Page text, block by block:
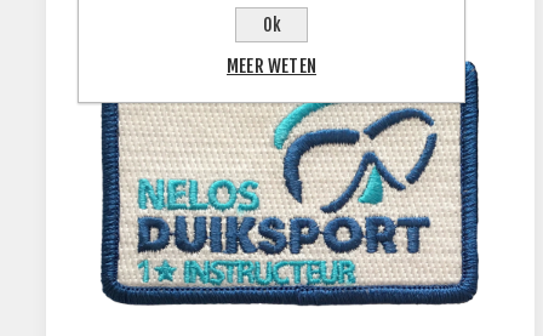
Ok
MEER WETEN